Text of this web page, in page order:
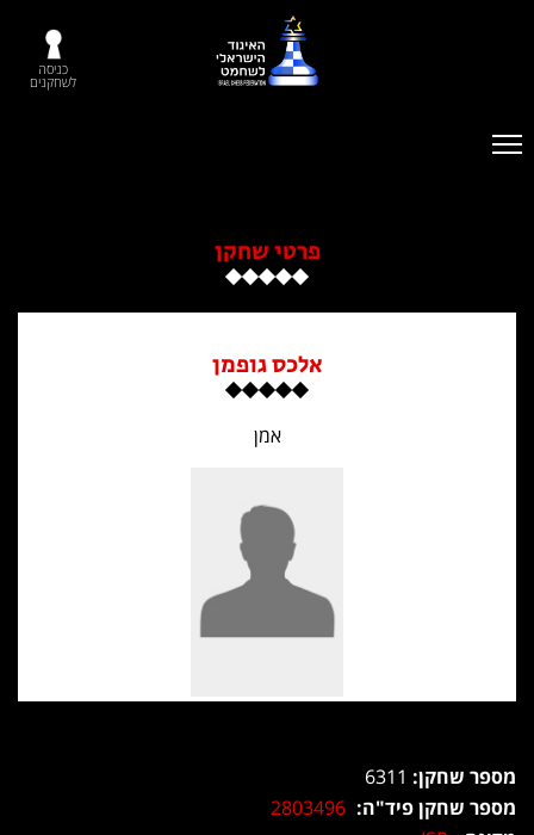
כניסה
לשחקנים
פרטי שחקן
אלכס גופמן
אמן
מספר שחקן:
מספר שחקן פיד"ה: 2803496